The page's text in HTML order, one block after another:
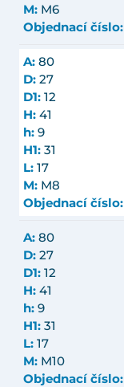
M: M6
Objednací číslo:
A: 80
D: 27
D1: 12
H: 41
h: 9
H1: 31
L: 17
M: M8
Objednací číslo:
A: 80
D: 27
D1: 12
H: 41
h: 9
H1: 31
L: 17
M: M10
Objednací číslo: